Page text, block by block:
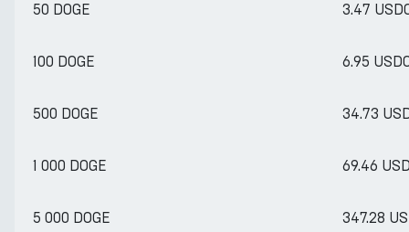
50 DOGE 3.47
100 DOGE 6.95
500 DOGE 34.73
1 000 DOGE 69.46
5 000 DOGE 347.28